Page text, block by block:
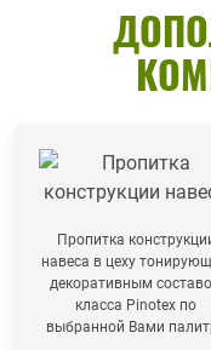
Пропитка
навеса в цеху
декоративным
класса Pinotex по
выбранной Вами